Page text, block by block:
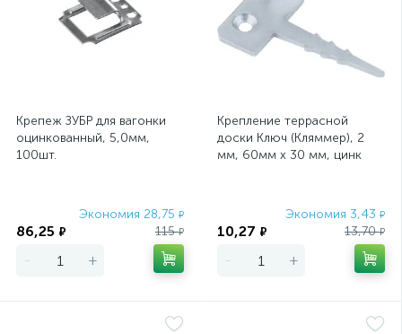
Крепеж ЗУБР для вагонки
оцинкованный, 5,0мм,
100шт.
Экономия 28,75 ₽
86,25 ₽ 115₽
- +
Крепление террасной
доски Ключ (Кляммер), 2
мм, 60мм х 30 мм, цинк
Экономия 3,43 ₽
10,27 ₽ 13,70₽
- +